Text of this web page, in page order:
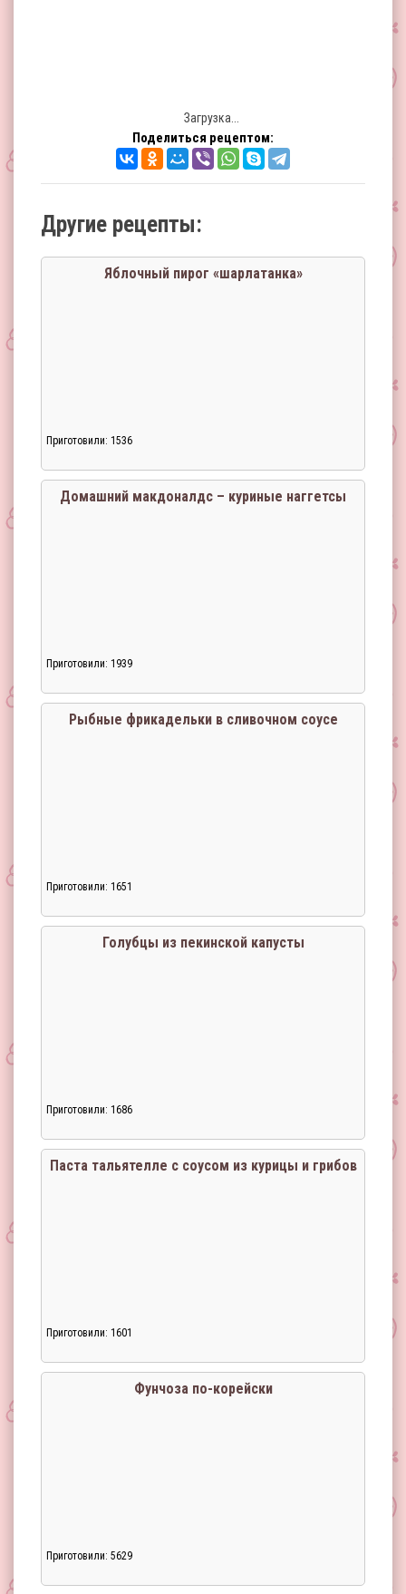
Загрузка...
Поделиться рецептом:
Другие рецепты:
Яблочный пирог «шарлатанка»
Приготовили: 1536
Домашний макдоналдс – куриные наггетсы
Приготовили: 1939
Рыбные фрикадельки в сливочном соусе
Приготовили: 1651
Голубцы из пекинской капусты
Приготовили: 1686
Паста тальятелле с соусом из курицы и грибов
Приготовили: 1601
Фунчоза по-корейски
Приготовили: 5629